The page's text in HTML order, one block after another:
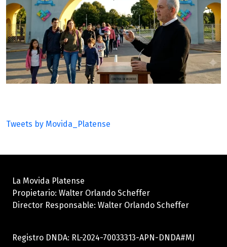
Tweets by Movida_Platense
La Movida Platense
Propietario: Walter Orlando Scheffer
Director Responsable: Walter Orlando Scheffer
Registro DNDA: RL-2024-70033313-APN-DNDA#MJ